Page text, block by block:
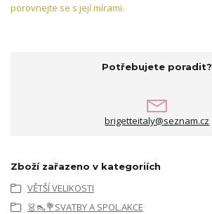
porovnejte se s její mírami.
Potřebujete poradit?
brigetteitaly@seznam.cz
Zboží zařazeno v kategoriích
VĚTŠÍ VELIKOSTI
👗👠💐SVATBY A SPOL.AKCE